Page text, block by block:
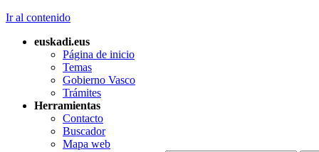
Ir al contenido
euskadi.eus
Página de inicio
Temas
Gobierno Vasco
Trámites
Herramientas
Contacto
Buscador
Mapa web